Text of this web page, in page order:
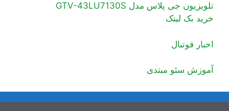
تلویزیون جی پلاس مدل GTV-43LU7130S
خرید بک لینک
اخبار فوتبال
آموزش سئو مبتدی